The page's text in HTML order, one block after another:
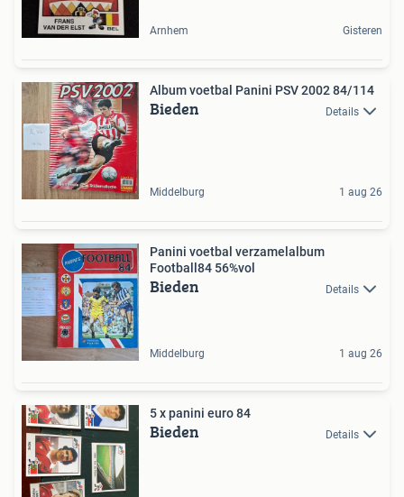
Arnhem Gisteren
Album voetbal Panini PSV 2002 84/114
Bieden Details
Middelburg 1 aug 26
Panini voetbal verzamelalbum
Football84 56%vol
Bieden Details
Middelburg 1 aug 26
5 x panini euro 84
Bieden Details